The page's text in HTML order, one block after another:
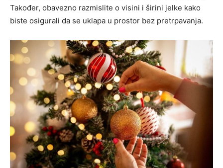
Također, obavezno razmislite o visini i širini jelke kako
biste osigurali da se uklapa u prostor bez pretrpavanja.